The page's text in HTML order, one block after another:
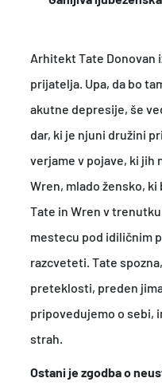
Arhitekt Tate Donovan
prijatelja. Upa, da bo
akutne depresije, še
dar, ki je njuni družini
verjame v pojave, ki jih
Wren, mlado žensko,
Tate in Wren v
mestecu pod idiličnim
razcveteti. Tate
preteklosti, preden
pripovedujemo o sebi,
strah.
Ostani je zgodba o